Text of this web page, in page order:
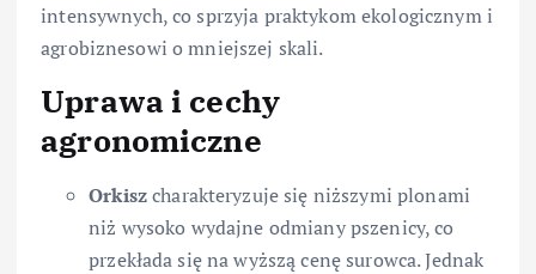
intensywnych, co sprzyja praktykom ekologicznym i
agrobiznesowi o mniejszej skali.
Uprawa i cechy
agronomiczne
Orkiszcharakteryzuje się niższymi plonami
niż wysoko wydajne odmiany pszenicy, co
przekłada się na wyższą cenę surowca. Jednak